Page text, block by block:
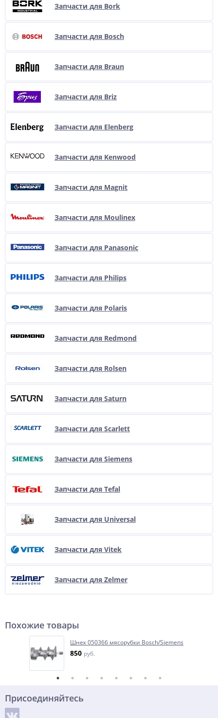
Запчасти для Bork
Запчасти для Bosch
Запчасти для Braun
Запчасти для Briz
Запчасти для Elenberg
Запчасти для Kenwood
Запчасти для Magnit
Запчасти для Moulinex
Запчасти для Panasonic
Запчасти для Philips
Запчасти для Polaris
Запчасти для Redmond
Запчасти для Rolsen
Запчасти для Saturn
Запчасти для Scarlett
Запчасти для Siemens
Запчасти для Tefal
Запчасти для Universal
Запчасти для Vitek
Запчасти для Zelmer
Похожие товары
Шнек 050366 мясорубки Bosch/Siemens
850 руб.
Присоединяйтесь